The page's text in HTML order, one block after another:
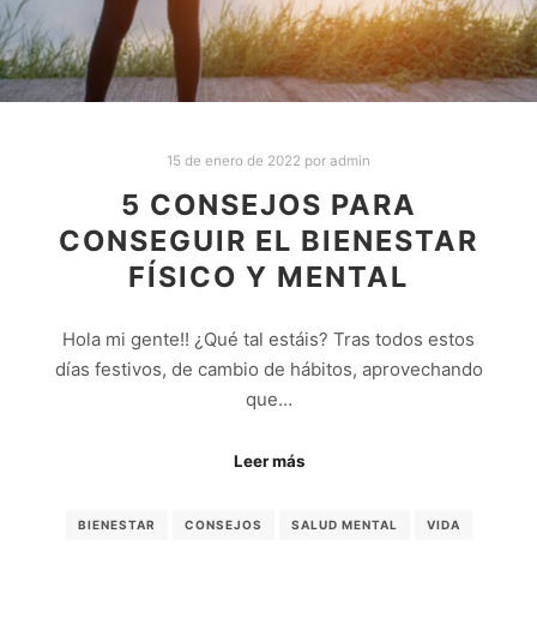
15 de enero de 2022 por admin
5 CONSEJOS PARA
CONSEGUIR EL BIENESTAR
FÍSICO Y MENTAL
Hola mi gente!! ¿Qué tal estáis? Tras todos estos
días festivos, de cambio de hábitos, aprovechando
que…
Leer más
BIENESTAR CONSEJOS SALUD MENTAL VIDA